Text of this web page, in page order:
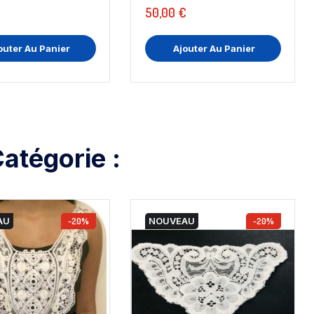
Au Panier
50,00 €
Ajouter Au Panier
:
-20% NOUVEAU -20%